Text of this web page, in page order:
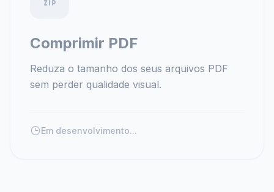
Comprimir PDF
Reduza o tamanho dos seus arquivos PDF
sem perder qualidade visual.
Em desenvolvimento...